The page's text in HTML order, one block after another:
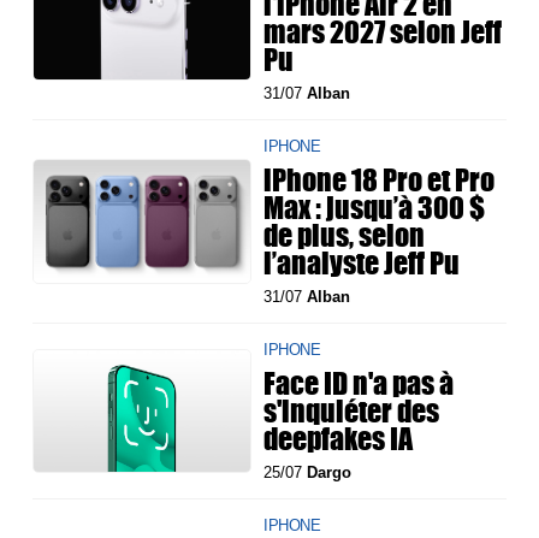
mars 2027 selon Jeff
Pu
31/07Alban
IPHONE
iPhone 18 Pro et Pro
Max : jusqu’à 300 $
de plus, selon
l’analyste Jeff Pu
31/07Alban
IPHONE
Face ID n'a pas à
s'inquiéter des
deepfakes IA
25/07 Dargo
IPHONE